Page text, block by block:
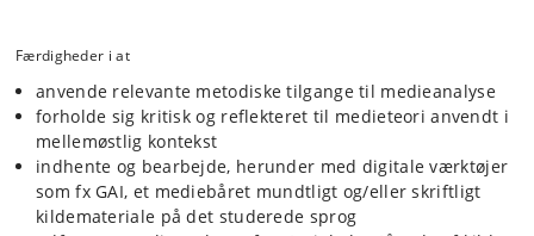
Færdigheder i at
anvende relevante metodiske tilgange til medieanalyse
forholde sig kritisk og reflekteret til medieteori anvendt i
mellemøstlig kontekst
indhente og bearbejde, herunder med digitale værktøjer
som fx GAI, et mediebåret mundtligt og/eller skriftligt
kildemateriale på det studerede sprog